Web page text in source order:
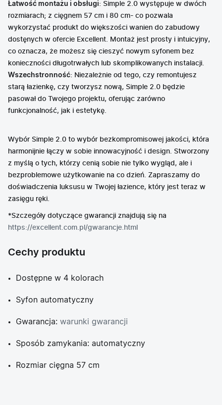
Łatwość montażu i obsługi: Simple 2.0 występuje w dwóch
rozmiarach; z cięgnem 57 cm i 80 cm- co pozwala
wykorzystać produkt do większości wanien do zabudowy
dostęnych w ofercie Excellent. Montaż jest prosty i intuicyjny,
co oznacza, że możesz się cieszyć nowym syfonem bez
konieczności długotrwałych lub skomplikowanych instalacji.
Wszechstronność: Niezależnie od tego, czy remontujesz
starą łazienkę, czy tworzysz nową, Simple 2.0 będzie
pasował do Twojego projektu, oferując zarówno
funkcjonalność, jak i estetykę.
Wybór Simple 2.0 to wybór bezkompromisowej jakości, która
harmonijnie łączy w sobie innowacyjność i design. Stworzony
z myślą o tych, którzy cenią sobie nie tylko wygląd, ale i
bezproblemowe użytkowanie na co dzień. Zapraszamy do
doświadczenia luksusu w Twojej łazience, który jest teraz w
zasięgu ręki.
*Szczegóły dotyczące gwarancji znajdują się na
https://excellent.com.pl/gwarancje.html
Cechy produktu
Dostępne w 4 kolorach
Syfon automatyczny
Gwarancja: warunki gwarancji
Sposób zamykania: automatyczny
Rozmiar cięgna 57 cm